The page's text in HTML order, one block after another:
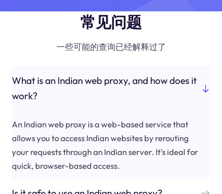
常见问题
一些可能的查询已经解释过了
What is an Indian web proxy, and how does it
work?
An Indian web proxy is a web-based service that
allows you to access Indian websites by rerouting
your requests through an Indian server. It's ideal for
quick, browser-based access.